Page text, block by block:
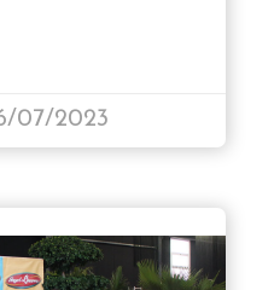
07/2023